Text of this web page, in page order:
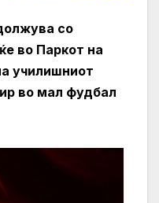
со
во Паркот на
училишниот
во мал фудбал